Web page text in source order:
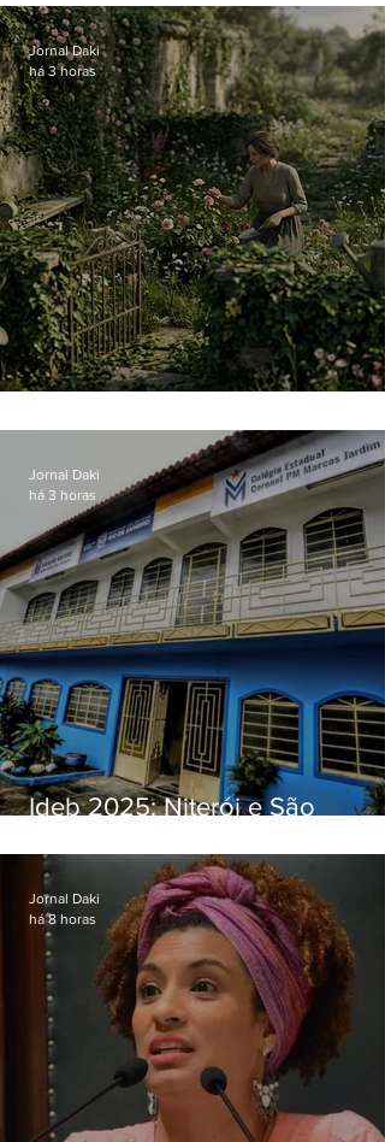
Jornal Daki
há 3 horas
Ideb 2025: Niterói e São
distintos no ensino médio; veja
Jornal Daki
há 3 horas
Jornal Daki
há 8 horas